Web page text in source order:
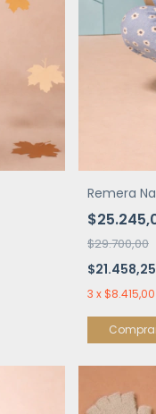
Remera
$29.700,00
$21.458,25
3 x $8.415,00